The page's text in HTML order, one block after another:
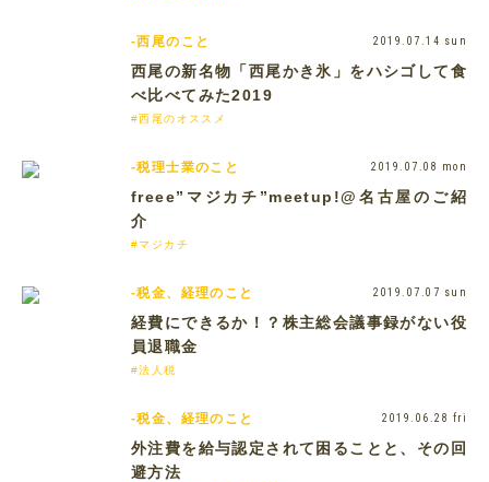
-西尾のこと 2019.07.14 sun
西尾の新名物「西尾かき氷」をハシゴして食
べ比べてみた2019
#西尾のオススメ
-税理士業のこと 2019.07.08 mon
freee”マジカチ”meetup!@名古屋のご紹
介
#マジカチ
-税金、経理のこと 2019.07.07 sun
経費にできるか！？株主総会議事録がない役
員退職金
#法人税
-税金、経理のこと 2019.06.28 fri
外注費を給与認定されて困ることと、その回
避方法